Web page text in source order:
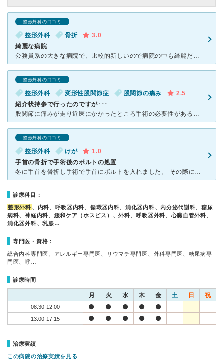
整形外科の口コミ
整形外科 骨折
3.0
綺麗な病院
公務員系の大きな病院で、比較的新しいので病院の中も綺麗だと思いますし、病院独特の匂いもあまり気になりません。先生もたくさん揃っているし、研修医の先生も常に来ています。 診療科もたくさんあるので、複数
整形外科の口コミ
整形外科 変形性股関節症 股関節の痛み
2.5
紹介状持参で行ったのですが･･･
股関節に痛みが走り近医にかかったところ手術の必要性があるので大きな病院での診察が必要との事。痛みも強く歩行も辛い為、家から比較的近いこちらの病院を紹介してもらいました。職場に休みをもらい紹介状持参で受
整形外科の口コミ
整形外科 けが
1.0
手首の骨折で手術後のボルトの処置
冬に手首を骨折し手術で手首にボルトを入れました。 その際にお世話になった先生は、大変素晴らしい先生で説明も丁寧で、持病があった私の状況を見定めて的確に手術していただくことができました。 春になりそ
診療科目：
整形外科 、内科、呼吸器内科、循環器内科、消化器内科、内分泌代謝科、糖尿
病科、神経内科、緩和ケア（ホスピス）、外科、呼吸器外科、心臓血管外科、
消化器外科、乳腺…
専門医・資格：
総合内科専門医、アレルギー専門医、リウマチ専門医、外科専門医、糖尿病専
門医、呼…
診療時間
月 火 水 木 金 土 日 祝
08:30-12:00
13:00-17:15
治療実績
この病院の治療実績を見る